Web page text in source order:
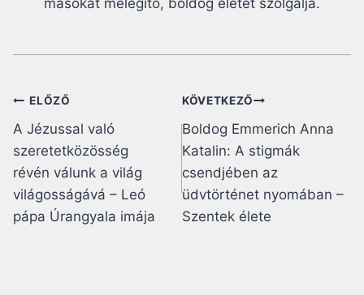
Bejegyzés
navigáció
ELŐZŐ
A Jézussal való
szeretetközösség
révén válunk a világ
világosságává – Leó
pápa Úrangyala imája
KÖVETKEZŐ
Boldog Emmerich Anna
Katalin: A stigmák
csendjében az
üdvtörténet nyomában –
Szentek élete